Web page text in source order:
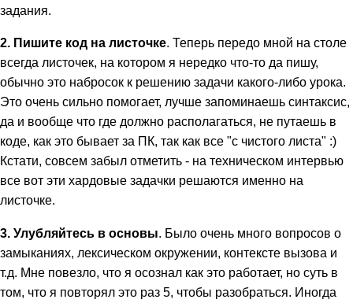
задания.
2. Пишите код на листочке. Теперь передо мной на столе
всегда листочек, на котором я нередко что-то да пишу,
обычно это набросок к решению задачи какого-либо урока.
Это очень сильно помогает, лучше запоминаешь синтаксис,
да и вообще что где должно располагаться, не путаешь в
коде, как это бывает за ПК, так как все "с чистого листа" :)
Кстати, совсем забыл отметить - на техническом интервью
все вот эти хардовые задачки решаются именно на
листочке.
3. Улубляйтесь в основы. Было очень много вопросов о
замыканиях, лексическом окружении, контексте вызова и
т.д. Мне повезло, что я осознал как это работает, но суть в
том, что я повторял это раз 5, чтобы разобраться. Иногда